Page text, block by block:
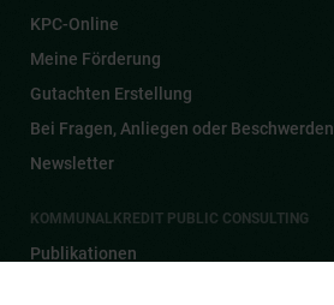
KPC-Online
Meine Förderung
Gutachten Erstellung
Bei Fragen, Anliegen oder Beschwerden
Newsletter
KOMMUNALKREDIT PUBLIC CONSULTING
Publikationen